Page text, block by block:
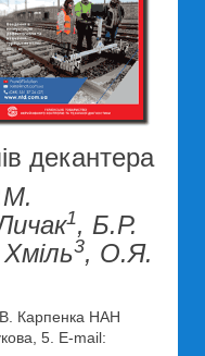
декантера
1, Б.Р.
Хміль3, О.Я.
Карпенка НАН
5. Е-mail: